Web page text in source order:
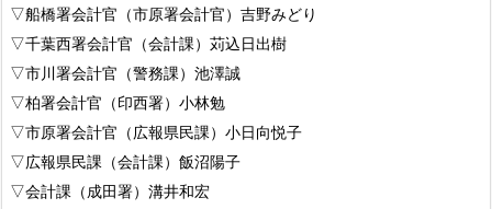
▽船橋署会計官（市原署会計官）吉野みどり
▽千葉西署会計官（会計課）苅込日出樹
▽市川署会計官（警務課）池澤誠
▽柏署会計官（印西署）小林勉
▽市原署会計官（広報県民課）小日向悦子
▽広報県民課（会計課）飯沼陽子
▽会計課（成田署）溝井和宏